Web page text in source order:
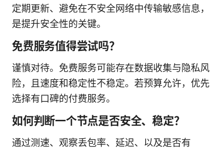
定期更新、避免在不安全网络中传输敏感信息，
是提升安全性的关键。
免费服务值得尝试吗？
谨慎对待。免费服务可能存在数据收集与隐私风
险，且速度和稳定性不稳定。若预算允许，优先
选择有口碑的付费服务。
如何判断一个节点是否安全、稳定？
通过测速、观察丢包率、延迟、以及是否有